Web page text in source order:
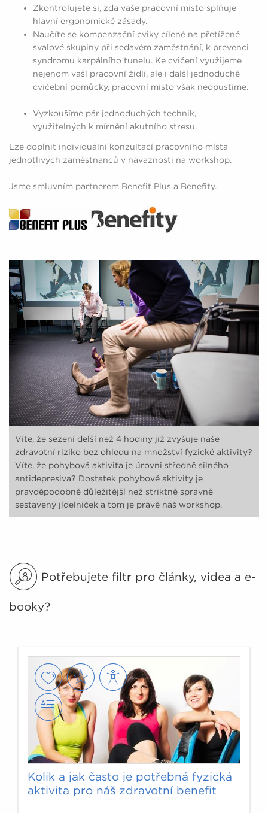
Zkontrolujete si, zda vaše pracovní místo splňuje
hlavní ergonomické zásady.
Naučíte se kompenzační cviky cílené na přetížené
svalové skupiny při sedavém zaměstnání, k prevenci
syndromu karpálního tunelu. Ke cvičení využijeme
nejenom vaší pracovní židli, ale i další jednoduché
cvičební pomůcky, pracovní místo však neopustíme.
Vyzkoušíme pár jednoduchých technik,
využitelných k mírnění akutního stresu.
Lze doplnit individuální konzultací pracovního místa
jednotlivých zaměstnanců v návaznosti na workshop.
Jsme smluvním partnerem Benefit Plus a Benefity.
Víte, že sezení delší než 4 hodiny již zvyšuje naše
zdravotní riziko bez ohledu na množství fyzické aktivity?
Víte, že pohybová aktivita je úrovni středně silného
antidepresiva? Dostatek pohybové aktivity je
pravděpodobně důležitější než striktně správně
sestavený jídelníček a tom je právě náš workshop.
Potřebujete filtr pro články, videa a e-
booky?
Kolik a jak často je potřebná fyzická
aktivita pro náš zdravotní benefit